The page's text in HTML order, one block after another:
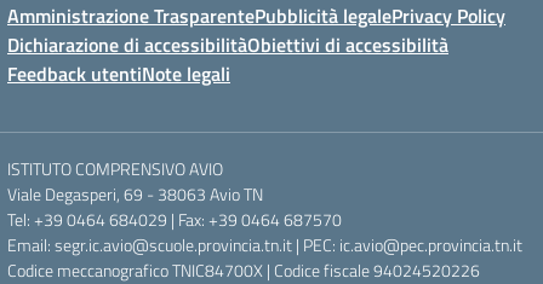
Amministrazione TrasparentePubblicità legalePrivacy Policy
Dichiarazione di accessibilitàObiettivi di accessibilità
Feedback utentiNote legali
ISTITUTO COMPRENSIVO AVIO
Viale Degasperi, 69 - 38063 Avio TN
Tel: +39 0464 684029 | Fax: +39 0464 687570
Email: segr.ic.avio@scuole.provincia.tn.it | PEC: ic.avio@pec.provincia.tn.it
Codice meccanografico TNIC84700X | Codice fiscale 94024520226